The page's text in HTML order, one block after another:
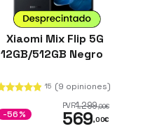
Xiaomi Mix Flip 5G
12GB/512GB Negro
15 (9 opiniones)
PVR1.299,00€
569,00€
-56%